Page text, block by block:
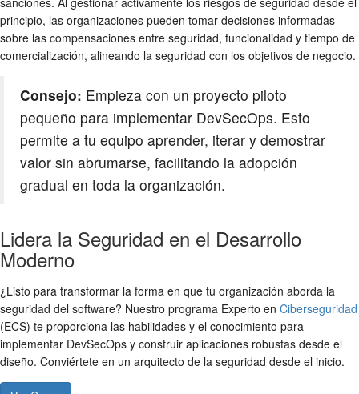
principio, las organizaciones pueden tomar decisiones informadas
sobre las compensaciones entre seguridad, funcionalidad y tiempo de
comercialización, alineando la seguridad con los objetivos de negocio.
Consejo: Empieza con un proyecto piloto
pequeño para implementar DevSecOps. Esto
permite a tu equipo aprender, iterar y demostrar
valor sin abrumarse, facilitando la adopción
gradual en toda la organización.
Lidera la Seguridad en el Desarrollo
Moderno
¿Listo para transformar la forma en que tu organización aborda la
seguridad del software? Nuestro programa Experto en Ciberseguridad
(ECS) te proporciona las habilidades y el conocimiento para
implementar DevSecOps y construir aplicaciones robustas desde el
diseño. Conviértete en un arquitecto de la seguridad desde el inicio.